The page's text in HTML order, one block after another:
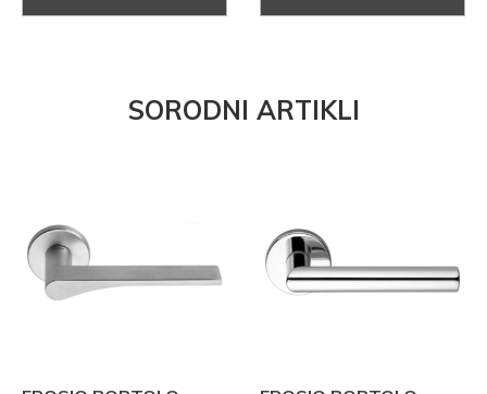
SORODNI ARTIKLI